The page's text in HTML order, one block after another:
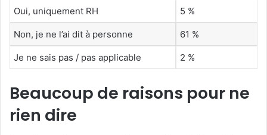
Oui, uniquement RH 5 %
Non, je ne l’ai dit à personne 61 %
Je ne sais pas / pas applicable 2 %
Beaucoup de raisons pour ne
rien dire